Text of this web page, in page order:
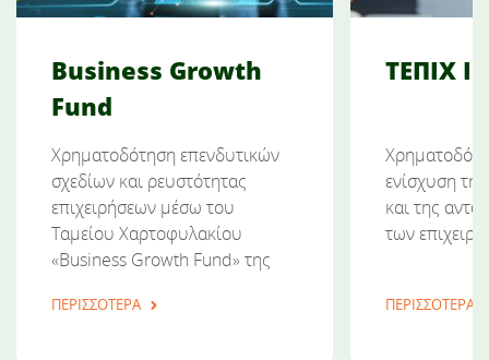
Business Growth
Fund
Χρηματοδότηση επενδυτικών
σχεδίων και ρευστότητας
επιχειρήσεων μέσω του
Ταμείου Χαρτοφυλακίου
«Business Growth Fund» της
ΠΕΡΙΣΣΟΤΕΡΑ
ΤΕΠΙΧ ΙΙΙ
ενίσχυση
και της
των
ΠΕΡΙΣΣΟΤΕΡΑ